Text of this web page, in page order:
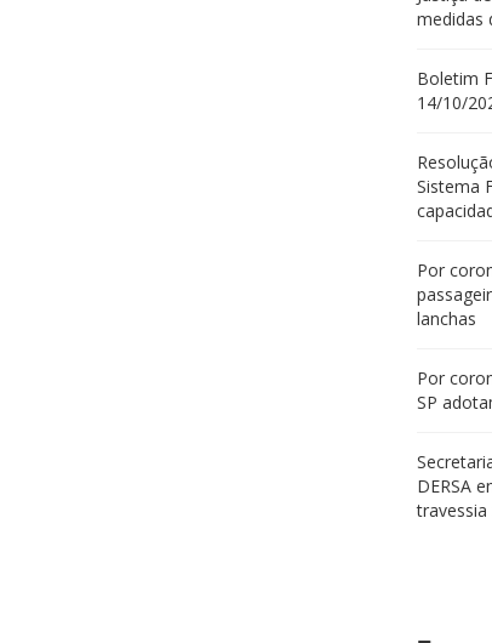
medidas
Boletim
14/10/
Sistema
Por
lanchas
Por
SP
DERSA
travessia